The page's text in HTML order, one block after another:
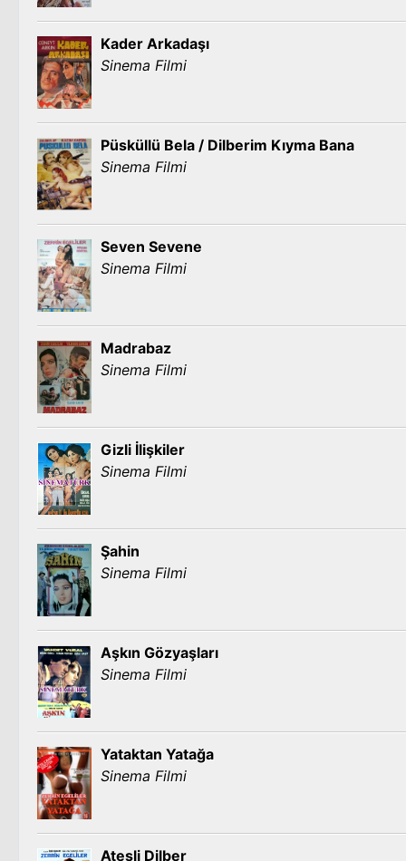
Kader Arkadaşı
Sinema Filmi
Püsküllü Bela / Dilberim Kıyma Bana
Sinema Filmi
Seven Sevene
Sinema Filmi
Madrabaz
Sinema Filmi
Gizli İlişkiler
Sinema Filmi
Şahin
Sinema Filmi
Aşkın Gözyaşları
Sinema Filmi
Yataktan Yatağa
Sinema Filmi
Ateşli Dilber